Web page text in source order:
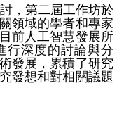
第二屆工作坊於
領域的學者和專家
前人工智慧發展所
行深度的討論與分
發展，累積了研究
發想和對相關議題